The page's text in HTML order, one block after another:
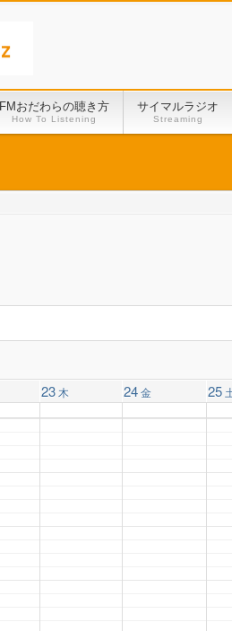
FMおだわらの聴き方
How To Listening
サイマルラジオ
Streaming
23 木 24 金 25